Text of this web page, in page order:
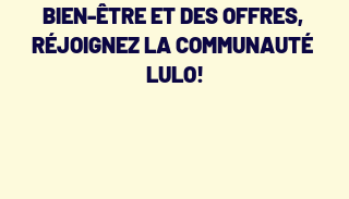
BIEN-ÊTRE ET DES OFFRES,
RÉJOIGNEZ LA COMMUNAUTÉ
LULO!